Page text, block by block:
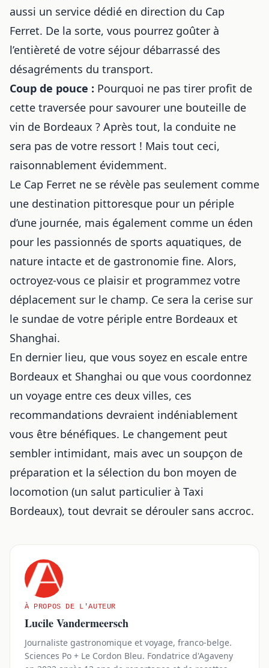
aussi un service dédié en direction du Cap
Ferret. De la sorte, vous pourrez goûter à
l’entièreté de votre séjour débarrassé des
désagréments du transport.
Coup de pouce : Pourquoi ne pas tirer profit de
cette traversée pour savourer une bouteille de
vin de Bordeaux ? Après tout, la conduite ne
sera pas de votre ressort ! Mais tout ceci,
raisonnablement évidemment.
Le Cap Ferret ne se révèle pas seulement comme
une destination pittoresque pour un périple
d’une journée, mais également comme un éden
pour les passionnés de sports aquatiques, de
nature intacte et de gastronomie fine. Alors,
octroyez-vous ce plaisir et programmez votre
déplacement sur le champ. Ce sera la cerise sur
le sundae de votre périple entre Bordeaux et
Shanghai.
En dernier lieu, que vous soyez en escale entre
Bordeaux et Shanghai ou que vous coordonnez
un voyage entre ces deux villes, ces
recommandations devraient indéniablement
vous être bénéfiques. Le changement peut
sembler intimidant, mais avec un soupçon de
préparation et la sélection du bon moyen de
locomotion (un salut particulier à Taxi
Bordeaux), tout devrait se dérouler sans accroc.
À PROPOS DE L'AUTEUR
Lucile Vandermeersch
Journaliste gastronomique et voyage, franco-belge.
Sciences Po + Le Cordon Bleu. Fondatrice d'Agaveny